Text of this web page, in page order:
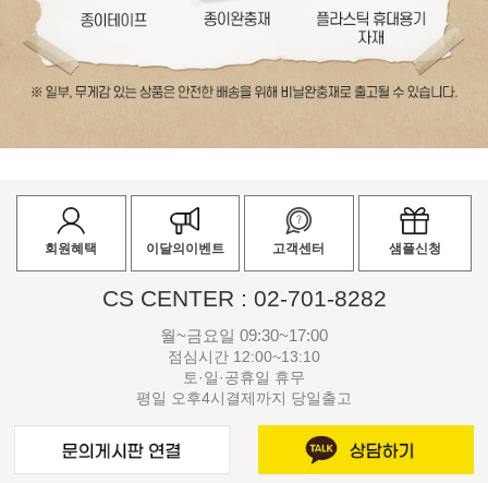
회원혜택 이달의이벤트 고객센터 샘플신청
CS CENTER : 02-701-8282
월~금요일 09:30~17:00
점심시간 12:00~13:10
토·일·공휴일 휴무
평일 오후4시결제까지 당일출고